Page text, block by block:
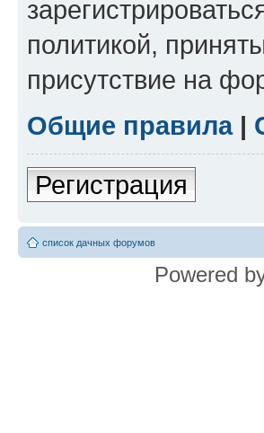
политикой,
присутствие на
Общие правила|
Регистрация
список дачных форумов
Powered